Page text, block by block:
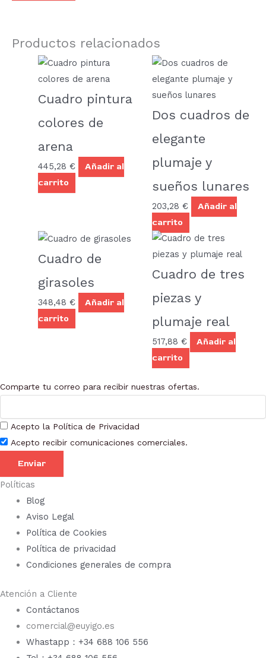
Productos relacionados
Cuadro pintura
colores de
arena
445,28 €
Añadir al
carrito
Dos cuadros de
elegante
plumaje y
sueños lunares
203,28 €
Añadir al
carrito
Cuadro de
girasoles
348,48 €
Añadir al
carrito
Cuadro de tres
piezas y
plumaje real
517,88 €
Añadir al
carrito
Comparte tu correo para recibir nuestras ofertas.
Acepto la Política de Privacidad
Acepto recibir comunicaciones comerciales.
Enviar
Políticas
Blog
Aviso Legal
Política de Cookies
Política de privacidad
Condiciones generales de compra
Atención a Cliente
Contáctanos
comercial@euyigo.es
Whastapp：+34 688 106 556